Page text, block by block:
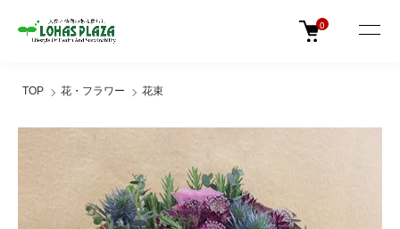
0
TOP 花・フラワー 花束